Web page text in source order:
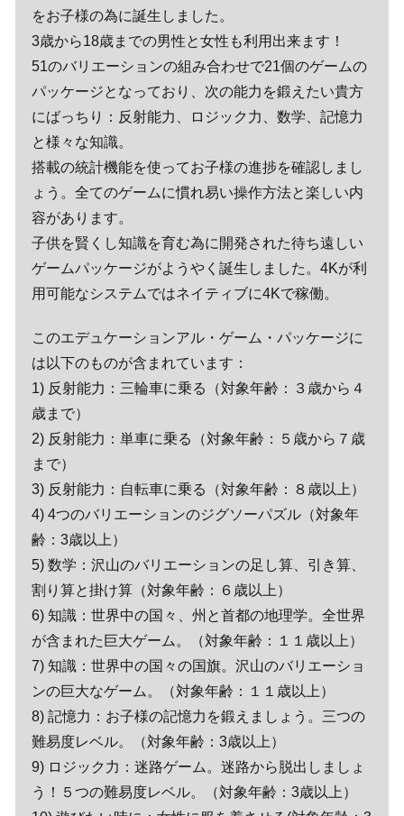
をお子様の為に誕生しました。
3歳から18歳までの男性と女性も利用出来ます！
51のバリエーションの組み合わせで21個のゲームの
パッケージとなっており、次の能力を鍛えたい貴方
にばっちり：反射能力、ロジック力、数学、記憶力
と様々な知識。
搭載の統計機能を使ってお子様の進捗を確認しまし
ょう。全てのゲームに慣れ易い操作方法と楽しい内
容があります。
子供を賢くし知識を育む為に開発された待ち遠しい
ゲームパッケージがようやく誕生しました。4Kが利
用可能なシステムではネイティブに4Kで稼働。
このエデュケーションアル・ゲーム・パッケージに
は以下のものが含まれています：
1) 反射能力：三輪車に乗る（対象年齢：３歳から４
歳まで）
2) 反射能力：単車に乗る（対象年齢：５歳から７歳
まで）
3) 反射能力：自転車に乗る（対象年齢：８歳以上）
4) 4つのバリエーションのジグソーパズル（対象年
齢：3歳以上）
5) 数学：沢山のバリエーションの足し算、引き算、
割り算と掛け算（対象年齢：６歳以上）
6) 知識：世界中の国々、州と首都の地理学。全世界
が含まれた巨大ゲーム。（対象年齢：１１歳以上）
7) 知識：世界中の国々の国旗。沢山のバリエーショ
ンの巨大なゲーム。（対象年齢：１１歳以上）
8) 記憶力：お子様の記憶力を鍛えましょう。三つの
難易度レベル。（対象年齢：3歳以上）
9) ロジック力：迷路ゲーム。迷路から脱出しましょ
う！５つの難易度レベル。（対象年齢：3歳以上）